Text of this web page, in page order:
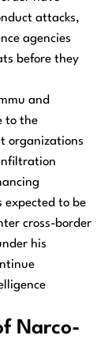
attacks,
agencies
before they
and
to the
organizations
expected to be
cross-border
his
Narco-